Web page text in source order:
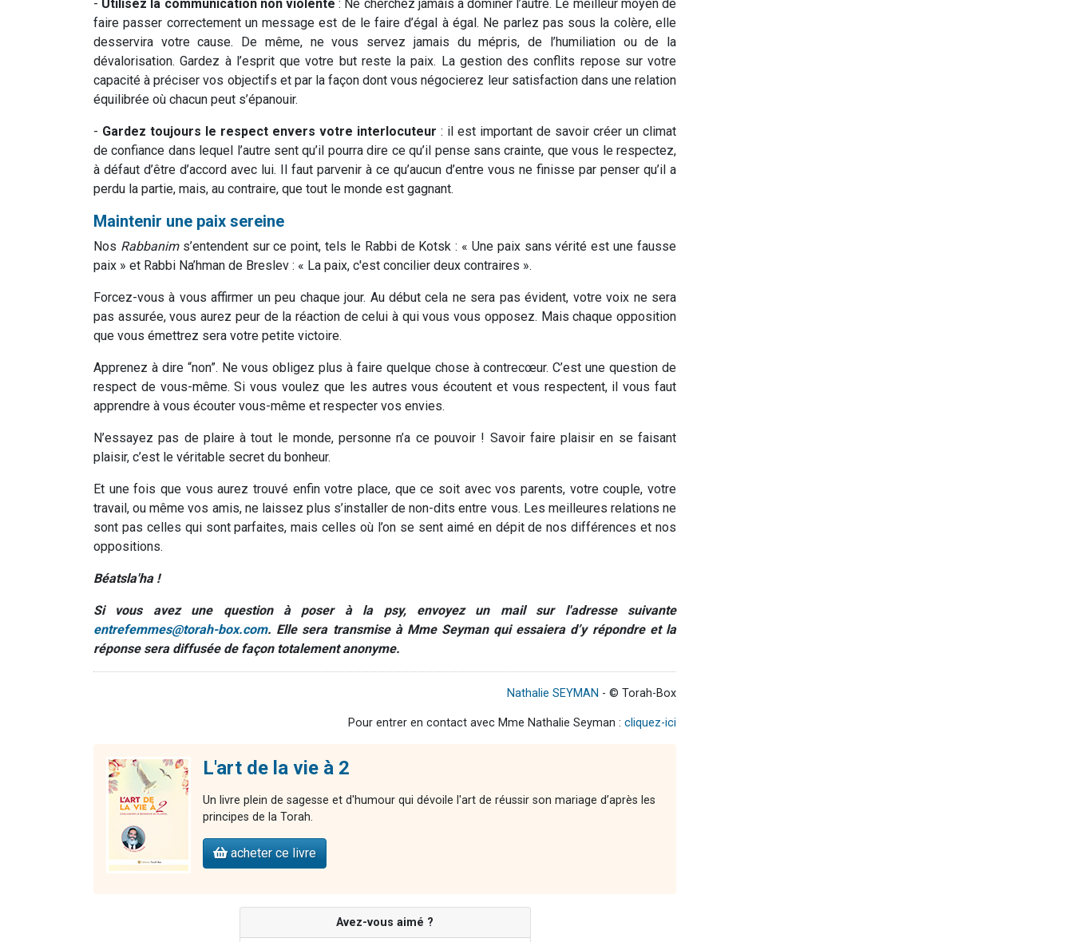
- Utilisez la communication non violente : Ne cherchez jamais à dominer l’autre. Le meilleur moyen de
faire passer correctement un message est de le faire d’égal à égal. Ne parlez pas sous la colère, elle
desservira votre cause. De même, ne vous servez jamais du mépris, de l’humiliation ou de la
dévalorisation. Gardez à l’esprit que votre but reste la paix. La gestion des conflits repose sur votre
capacité à préciser vos objectifs et par la façon dont vous négocierez leur satisfaction dans une relation
équilibrée où chacun peut s’épanouir.
- Gardez toujours le respect envers votre interlocuteur : il est important de savoir créer un climat
de confiance dans lequel l’autre sent qu’il pourra dire ce qu’il pense sans crainte, que vous le respectez,
à défaut d’être d’accord avec lui. Il faut parvenir à ce qu’aucun d’entre vous ne finisse par penser qu’il a
perdu la partie, mais, au contraire, que tout le monde est gagnant.
Maintenir une paix sereine
Nos Rabbanims’entendent sur ce point, tels le Rabbi de Kotsk : « Une paix sans vérité est une fausse
paix » et Rabbi Na’hman de Breslev : « La paix, c'est concilier deux contraires ».
Forcez-vous à vous affirmer un peu chaque jour. Au début cela ne sera pas évident, votre voix ne sera
pas assurée, vous aurez peur de la réaction de celui à qui vous vous opposez. Mais chaque opposition
que vous émettrez sera votre petite victoire.
Apprenez à dire “non”. Ne vous obligez plus à faire quelque chose à contrecœur. C’est une question de
respect de vous-même. Si vous voulez que les autres vous écoutent et vous respectent, il vous faut
apprendre à vous écouter vous-même et respecter vos envies.
N’essayez pas de plaire à tout le monde, personne n’a ce pouvoir ! Savoir faire plaisir en se faisant
plaisir, c’est le véritable secret du bonheur.
Et une fois que vous aurez trouvé enfin votre place, que ce soit avec vos parents, votre couple, votre
travail, ou même vos amis, ne laissez plus s’installer de non-dits entre vous. Les meilleures relations ne
sont pas celles qui sont parfaites, mais celles où l’on se sent aimé en dépit de nos différences et nos
oppositions.
Béatsla'ha !
Si vous avez une question à poser à la psy, envoyez un mail sur l'adresse suivante
entrefemmes@torah-box.com. Elle sera transmise à Mme Seyman qui essaiera d’y répondre et la
réponse sera diffusée de façon totalement anonyme.
Nathalie SEYMAN - © Torah-Box
Pour entrer en contact avec Mme Nathalie Seyman : cliquez-ici
L'art de la vie à 2
Un livre plein de sagesse et d'humour qui dévoile l'art de réussir son mariage d’après les
principes de la Torah.
acheter ce livre
Avez-vous aimé ?